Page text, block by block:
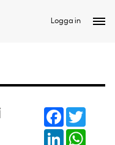
Logga in
Facebook
LinkedIn